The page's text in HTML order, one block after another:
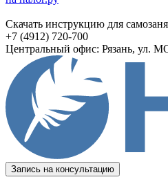
Скачать инструкцию для
+7 (4912) 720-700
Центральный офис: Рязань, ул.
Запись на консультацию